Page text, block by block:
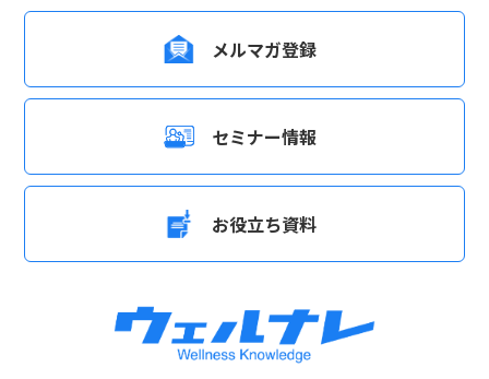
メルマガ登録
セミナー情報
お役立ち資料